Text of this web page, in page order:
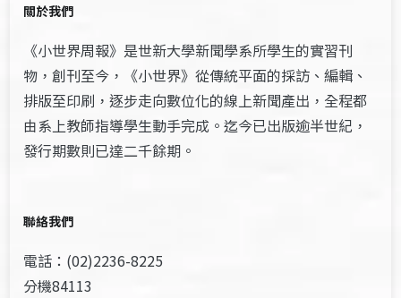
關於我們
《小世界周報》是世新大學新聞學系所學生的實習刊
物，創刊至今，《小世界》從傳統平面的採訪、編輯、
排版至印刷，逐步走向數位化的線上新聞產出，全程都
由系上教師指導學生動手完成。迄今已出版逾半世紀，
發行期數則已達二千餘期。
聯絡我們
電話：(02)2236-8225
分機84113